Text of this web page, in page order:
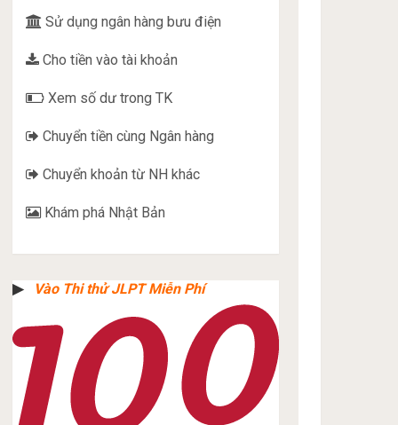
Sử dụng ngân hàng bưu điện
Cho tiền vào tài khoản
Xem số dư trong TK
Chuyển tiền cùng Ngân hàng
Chuyển khoản từ NH khác
Khám phá Nhật Bản
▶︎ Vào Thi thử JLPT Miễn Phí